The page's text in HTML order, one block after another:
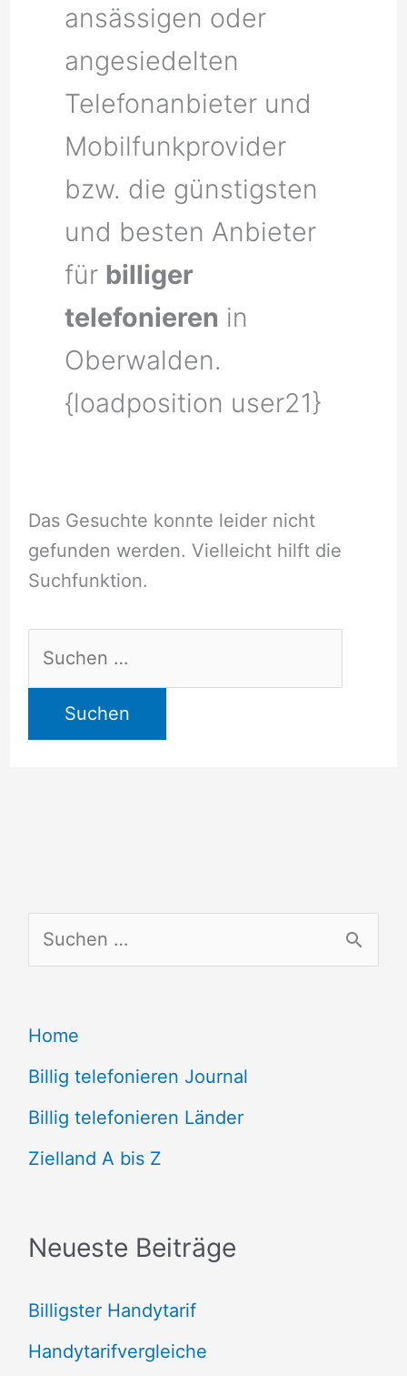
ansässigen oder
angesiedelten
Telefonanbieter und
Mobilfunkprovider
bzw. die günstigsten
und besten Anbieter
für billiger
telefonieren in
Oberwalden.
{loadposition user21}
Das Gesuchte konnte leider nicht
gefunden werden. Vielleicht hilft die
Suchfunktion.
nach:
u
h
e
n
n
h
Home
Billig telefonieren Journal
Billig telefonieren Länder
Zielland A bis Z
Neueste Beiträge
Billigster Handytarif
Handytarifvergleiche